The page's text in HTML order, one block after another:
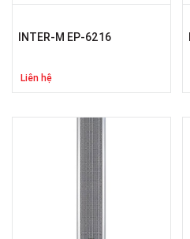
INTER-M EP-6216
Liên hệ